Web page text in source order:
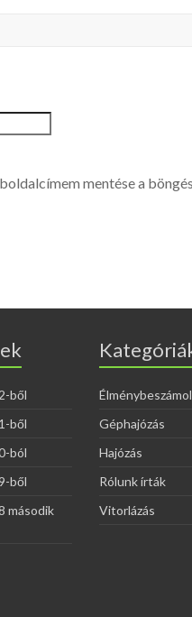
mentése a
ből
ből
ból
ből
második
Géphajózás
Hajózás
Rólunk írták
Vitorlázás